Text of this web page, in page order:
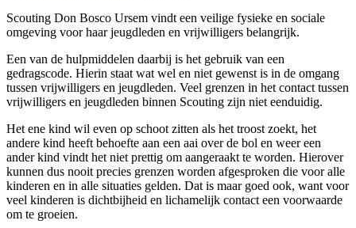
Scouting Don Bosco Ursem vindt een veilige fysieke en sociale
omgeving voor haar jeugdleden en vrijwilligers belangrijk.
Een van de hulpmiddelen daarbij is het gebruik van een
gedragscode. Hierin staat wat wel en niet gewenst is in de omgang
tussen vrijwilligers en jeugdleden. Veel grenzen in het contact tussen
vrijwilligers en jeugdleden binnen Scouting zijn niet eenduidig.
Het ene kind wil even op schoot zitten als het troost zoekt, het
andere kind heeft behoefte aan een aai over de bol en weer een
ander kind vindt het niet prettig om aangeraakt te worden. Hierover
kunnen dus nooit precies grenzen worden afgesproken die voor alle
kinderen en in alle situaties gelden. Dat is maar goed ook, want voor
veel kinderen is dichtbijheid en lichamelijk contact een voorwaarde
om te groeien.